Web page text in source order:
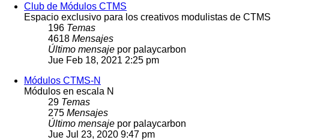
Club de Módulos CTMS
Espacio exclusivo para los creativos modulistas de CTMS
196 Temas
4618 Mensajes
Último mensaje por palaycarbon
Jue Feb 18, 2021 2:25 pm
Módulos CTMS-N
Módulos en escala N
29 Temas
275 Mensajes
Último mensaje por palaycarbon
Jue Jul 23, 2020 9:47 pm